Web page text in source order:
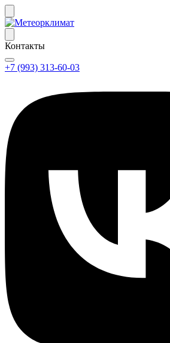
Контакты
+7 (993) 313-60-03